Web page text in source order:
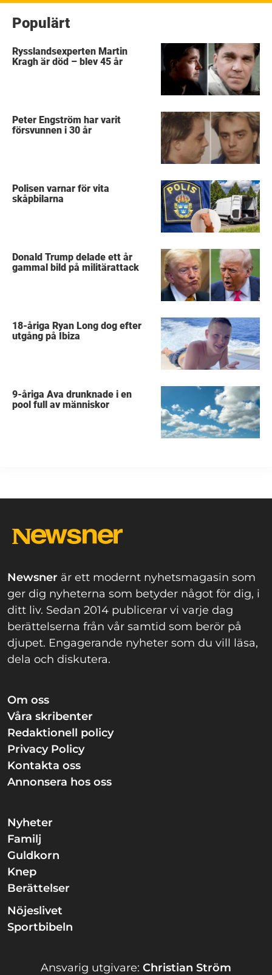
Populärt
Rysslandsexperten Martin
Kragh är död – blev 45 år
Peter Engström har varit
försvunnen i 30 år
Polisen varnar för vita
skåpbilarna
Donald Trump delade ett år
gammal bild på militärattack
18-åriga Ryan Long dog efter
utgång på Ibiza
9-åriga Ava drunknade i en
pool full av människor
Newsner är ett modernt nyhetsmagasin som
ger dig nyheterna som betyder något för dig, i
ditt liv. Sedan 2014 publicerar vi varje dag
berättelserna från vår samtid som berör på
djupet. Engagerande nyheter som du vill läsa,
dela och diskutera.
Om oss
Våra skribenter
Redaktionell policy
Privacy Policy
Kontakta oss
Annonsera hos oss
Nyheter
Familj
Guldkorn
Knep
Berättelser
Nöjeslivet
Sportbibeln
Ansvarig utgivare: Christian Ström